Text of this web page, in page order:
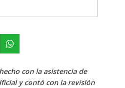
con la asistencia de
y contó con la revisión